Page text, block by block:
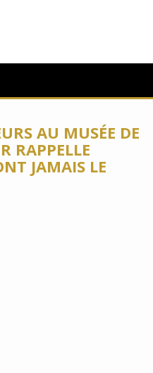
AU MUSÉE DE
RAPPELLE
JAMAIS LE